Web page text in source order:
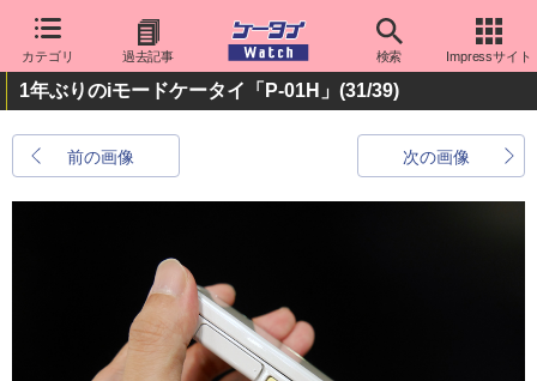
カテゴリ 過去記事 検索 Impressサイト
1年ぶりのiモードケータイ「P-01H」 (31/39)
前の画像 次の画像